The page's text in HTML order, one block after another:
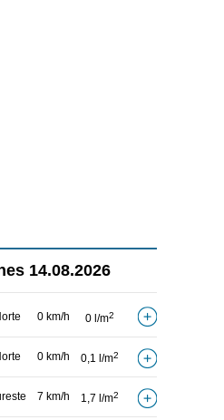
14.08.2026
0 km/h 0 l/m2
0 km/h 0,1 l/m2
7 km/h 1,7 l/m2